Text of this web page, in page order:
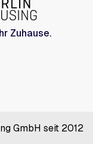
Zuhause.
GmbH seit 2012